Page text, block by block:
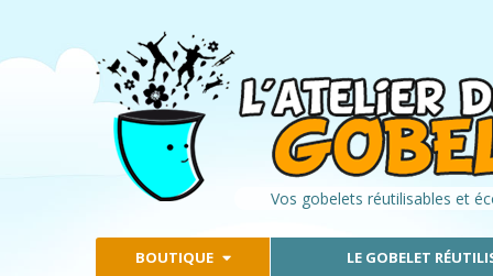
Vos gobelets réutilisables et
BOUTIQUE LE GOBELET